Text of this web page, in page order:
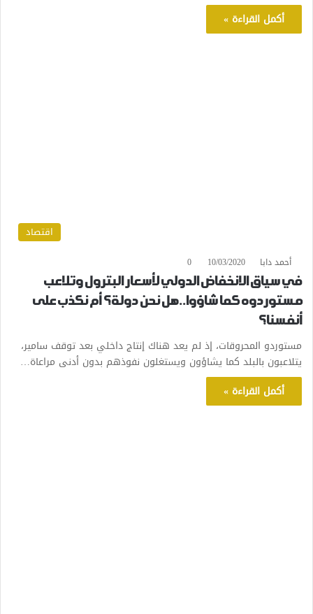
أكمل القراءة »
اقتصاد
أحمد دابا 10/03/2020
0
في سياق الانخفاض الدولي لأسعار البترول وتلاعب
مستوردوه كما شاؤوا..هل نحن دولة؟ أم نكذب على
أنفسنا؟
مستوردو المحروقات، إذ لم يعد هناك إنتاج داخلي بعد توقف سامير،
يتلاعبون بالبلد كما يشاؤون ويستغلون نفوذهم بدون أدنى مراعاة…
أكمل القراءة »